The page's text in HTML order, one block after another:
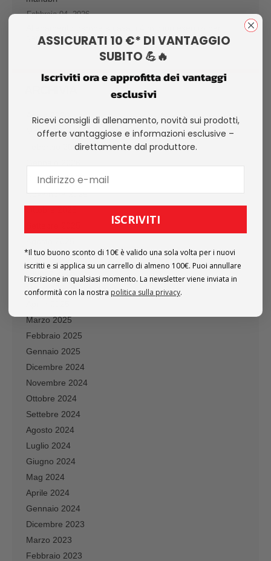
Febbraio 04, 2026
gambe forti
Aprile 2026
Marzo 2026
Febbraio 2026
Dicembre 2025
Novembre 2025
Luglio 2025
Giugno 2025
Mag 2025
Marzo 2025
Febbraio 2025
Gennaio 2025
Dicembre 2024
Novembre 2024
Ottobre 2024
Settebre 2024
Agosto 2024
Luglio 2024
Giugno 2024
Mag 2024
Aprile 2024
Gennaio 2024
Dicembre 2023
Marzo 2023
Febbraio 2023
ASSICURATI 10 €* DI VANTAGGIO
SUBITO 💪🔥
Iscriviti ora e approfitta dei vantaggi
esclusivi
Ricevi consigli di allenamento, novità sui prodotti,
offerte vantaggiose e informazioni esclusive –
direttamente dal produttore.
ISCRIVITI
*Il tuo buono sconto di 10€ è valido una sola volta per i nuovi
iscritti e si applica su un carrello di almeno 100€. Puoi annullare
l'iscrizione in qualsiasi momento. La newsletter viene inviata in
conformità con la nostra politica sulla privacy.